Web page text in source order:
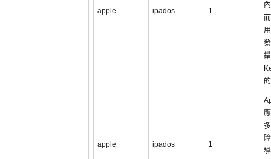
apple ipados 1
apple ipados 1